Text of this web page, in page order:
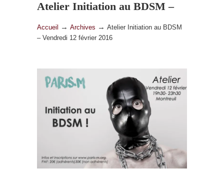
Atelier Initiation au BDSM –
Vendredi 12 février 2016
Accueil → Archives → Atelier Initiation au BDSM
– Vendredi 12 février 2016